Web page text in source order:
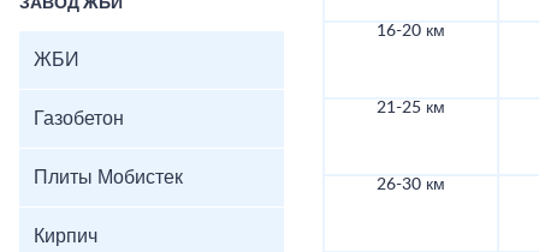
ЗАВОД ЖБИ
ЖБИ
Газобетон
Плиты Мобистек
Кирпич
16-20 км
21-25 км
26-30 км